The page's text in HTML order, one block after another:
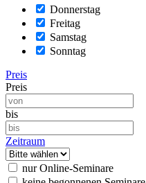
Donnerstag
Freitag
Samstag
Sonntag
Preis
Preis
bis
Zeitraum
nur Online-Seminare